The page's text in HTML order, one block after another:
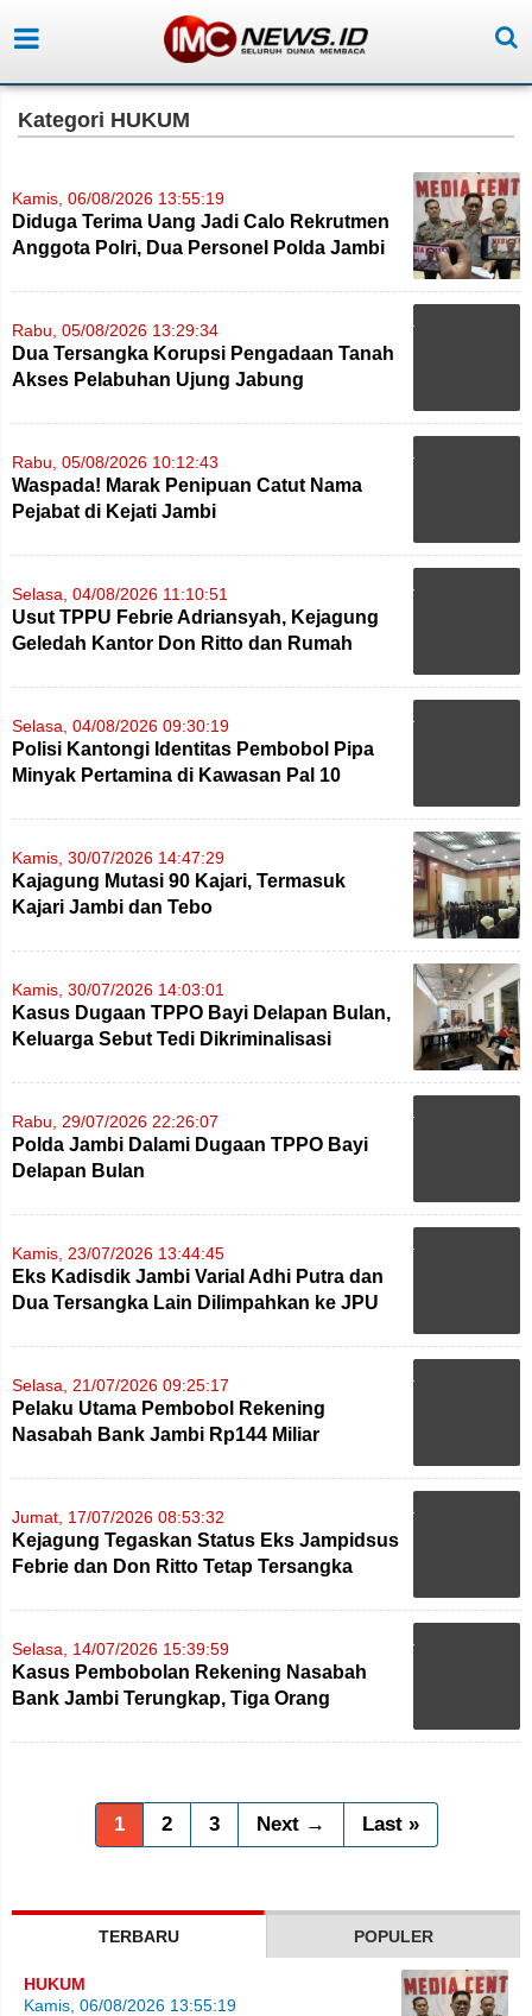
Kategori HUKUM
Kamis, 06/08/2026 13:55:19
Diduga Terima Uang Jadi Calo Rekrutmen
Anggota Polri, Dua Personel Polda Jambi
Rabu, 05/08/2026 13:29:34
Dua Tersangka Korupsi Pengadaan Tanah
Akses Pelabuhan Ujung Jabung
Rabu, 05/08/2026 10:12:43
Waspada! Marak Penipuan Catut Nama
Pejabat di Kejati Jambi
Selasa, 04/08/2026 11:10:51
Usut TPPU Febrie Adriansyah, Kejagung
Geledah Kantor Don Ritto dan Rumah
Selasa, 04/08/2026 09:30:19
Polisi Kantongi Identitas Pembobol Pipa
Minyak Pertamina di Kawasan Pal 10
Kamis, 30/07/2026 14:47:29
Kajagung Mutasi 90 Kajari, Termasuk
Kajari Jambi dan Tebo
Kamis, 30/07/2026 14:03:01
Kasus Dugaan TPPO Bayi Delapan Bulan,
Keluarga Sebut Tedi Dikriminalisasi
Rabu, 29/07/2026 22:26:07
Polda Jambi Dalami Dugaan TPPO Bayi
Delapan Bulan
Kamis, 23/07/2026 13:44:45
Eks Kadisdik Jambi Varial Adhi Putra dan
Dua Tersangka Lain Dilimpahkan ke JPU
Selasa, 21/07/2026 09:25:17
Pelaku Utama Pembobol Rekening
Nasabah Bank Jambi Rp144 Miliar
Jumat, 17/07/2026 08:53:32
Kejagung Tegaskan Status Eks Jampidsus
Febrie dan Don Ritto Tetap Tersangka
Selasa, 14/07/2026 15:39:59
Kasus Pembobolan Rekening Nasabah
Bank Jambi Terungkap, Tiga Orang
1 2 3 Next → Last »
TERBARU POPULER
HUKUM
Kamis, 06/08/2026 13:55:19